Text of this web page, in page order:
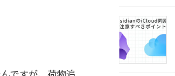
ですが、荷物追